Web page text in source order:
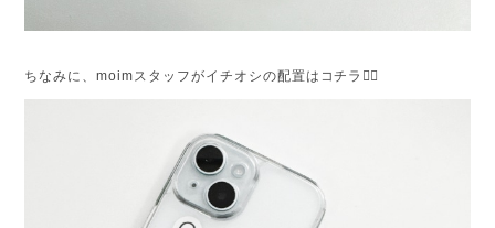
ちなみに、moimスタッフがイチオシの配置はコチラ💁‍♀️